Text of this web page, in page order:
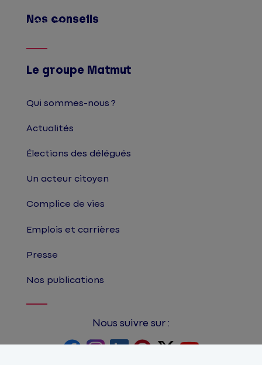
Nos conseils
Afficher
Le groupe Matmut
Qui sommes-nous ?
Actualités
Élections des délégués
Un acteur citoyen
Complice de vies
Emplois et carrières
Presse
Nos publications
Nous suivre sur :